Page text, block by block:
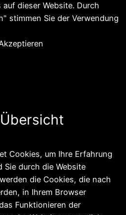
dieser Website. Durch
stimmen Sie der Verwendung
Cookies, um Ihre Erfahrung
Sie durch die Website
die Cookies, die nach
in Ihrem Browser
Funktionieren der